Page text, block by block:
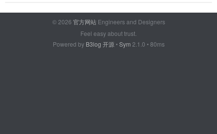
© 2026 官方网站Engineers and Designers
Feel easy about trust.
Powered by B3log 开源 •Sym 2.1.0 • 80ms